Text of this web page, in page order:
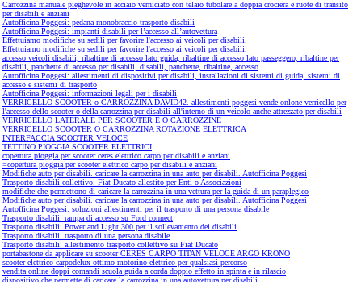
Carrozzina manuale pieghevole in acciaio verniciato con telaio tubolare a doppia crociera e ruote di transito
per disabili e anziani
Autofficina Poggesi: pedana monobraccio trasporto disabili
Autofficina Poggesi: impianti disabili per l’accesso all’autovettura
Effettuiamo modifiche su sedili per favorire l'accesso ai veicoli per disabili.
Effettuiamo modifiche su sedili per favorire l'accesso ai veicoli per disabili.
accesso veicoli disabili, ribaltine di accesso lato guida, ribaltine di accesso lato passeggero, ribaltine per
disabili, panchette di accesso per disabili, disabili, panchette, ribaltine, accesso
Autofficina Poggesi: allestimenti di dispositivi per disabili, installazioni di sistemi di guida, sistemi di
accesso e sistemi di trasporto
Autofficina Poggesi: informazioni legali per i disabili
VERRICELLO SCOOTER o CARROZZINA DAVID42. allestimenti poggesi vende onlone verricello per
l'accesso dello scooter o della carrozzina per disabili all'interno di un veicolo anche attrezzato per disabili
VERRICELLO LATERALE PER SCOOTER E O CARROZZINE
VERRICELLO SCOOTER O CARROZZINA ROTAZIONE ELETTRICA
INTERFACCIA SCOOTER VELOCE
TETTINO PIOGGIA SCOOTER ELETTRICI
copertura pioggia per scooter ceres elettrico carpo per disabili e anziani
=copertura pioggia per scooter elettrico carpo per disabili e anziani
Modifiche auto per disabili. caricare la carrozzina in una auto per disabili. Autofficina Poggesi
Trasporto disabili collettivo. Fiat Ducato allestito per Enti o Associazioni
modifiche che permettono di caricare la carrozzina in una vettura per la guida di un paraplegico
Modifiche auto per disabili. caricare la carrozzina in una auto per disabili. Autofficina Poggesi
Autofficina Poggesi: soluzioni allestimenti per il trasporto di una persona disabile
Trasporto disabili: rampa di accesso su Ford connect
Trasporto disabili: Power and Light 300 per il sollevamento dei disabili
Trasporto disabili: trasporto di una persona disabile
Trasporto disabili: allestimento trasporto collettivo su Fiat Ducato
portabastone da applicare su scooter CERES CARPO TITAN VELOCE ARGO KRONO
scooter elettrico carpodelux ottimo motorino elettrico per qualsiasi percorso
vendita online doppi comandi scuola guida a corda doppio effetto in spinta e in rilascio
dispositivo che permette di caricare la carrozzina in una autovettura per disabili